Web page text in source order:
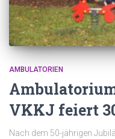
AMBULATORIEN
VKKJ feiert
Nach dem 50-jährigen